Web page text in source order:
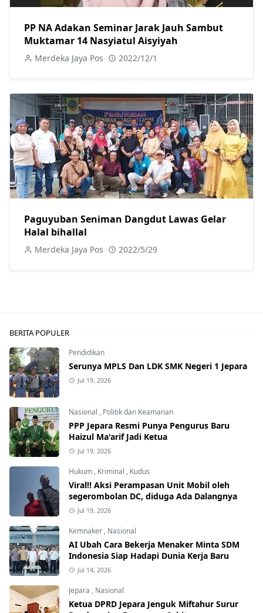
PP NA Adakan Seminar Jarak Jauh Sambut
Muktamar 14 Nasyiatul Aisyiyah
Merdeka Jaya Pos 2022/12/1
Paguyuban Seniman Dangdut Lawas Gelar
Halal bihallal
Merdeka Jaya Pos 2022/5/29
BERITA POPULER
Pendidikan
Serunya MPLS Dan LDK SMK Negeri 1 Jepara
Jul 19, 2026
Nasional , Politik dan Keamanan
PPP Jepara Resmi Punya Pengurus Baru
Haizul Ma'arif Jadi Ketua
Jul 19, 2026
Hukum , Kriminal , Kudus
Viral!! Aksi Perampasan Unit Mobil oleh
segerombolan DC, diduga Ada Dalangnya
Jul 19, 2026
Kemnaker , Nasional
AI Ubah Cara Bekerja Menaker Minta SDM
Indonesia Siap Hadapi Dunia Kerja Baru
Jul 14, 2026
Jepara , Nasional
Ketua DPRD Jepara Jenguk Miftahur Surur